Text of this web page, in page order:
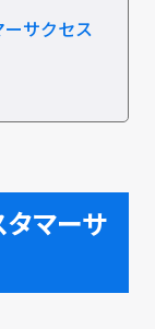
サクセス
マーサ